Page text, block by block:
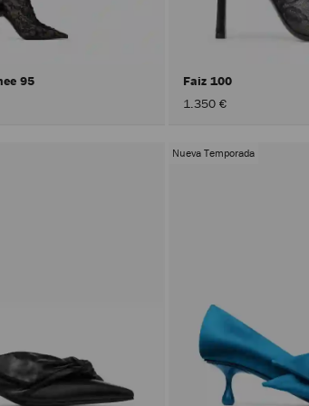
95
Faiz 100
1.350 €
Nueva Temporada